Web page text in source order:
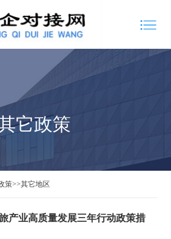
它政策
策>>其它地区
产业高质量发展三年行动政策措